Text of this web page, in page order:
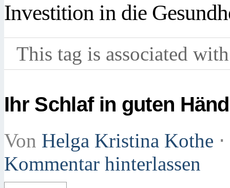
Investition in die
This tag is associated
Ihr Schlaf in guten
Von Helga Kristina Kothe ⋅
Kommentar hinterlassen